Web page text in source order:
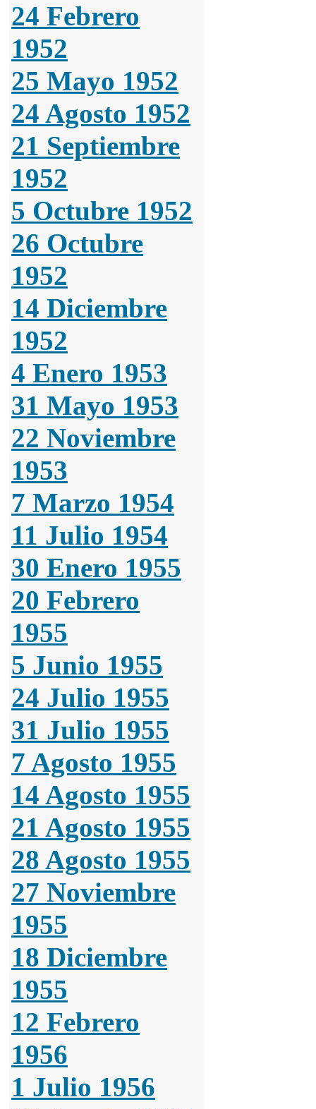
24 Febrero
1952
25 Mayo 1952
24 Agosto 1952
21 Septiembre
1952
5 Octubre 1952
26 Octubre
1952
14 Diciembre
1952
4 Enero 1953
31 Mayo 1953
22 Noviembre
1953
7 Marzo 1954
11 Julio 1954
30 Enero 1955
20 Febrero
1955
5 Junio 1955
24 Julio 1955
31 Julio 1955
7 Agosto 1955
14 Agosto 1955
21 Agosto 1955
28 Agosto 1955
27 Noviembre
1955
18 Diciembre
1955
12 Febrero
1956
1 Julio 1956